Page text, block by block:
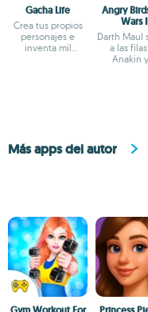
Gacha Life
Crea tus propios
personajes e
inventa mil
Angry
Wars
Darth Maul
a las
Anakin
Más apps del autor